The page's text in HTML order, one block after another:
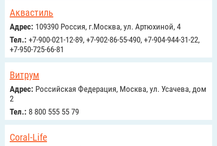
Аквастиль
Адрес: 109390 Россия, г.Москва, ул. Артюхиной, 4
Тел.: +7-900-021-12-89, +7-902-86-55-490, +7-904-944-31-22,
+7-950-725-66-81
Витрум
Адрес: Российcкая Федерация, Москва, ул. Усачева, дом
2
Тел.: 8 800 555 55 79
Coral-Life